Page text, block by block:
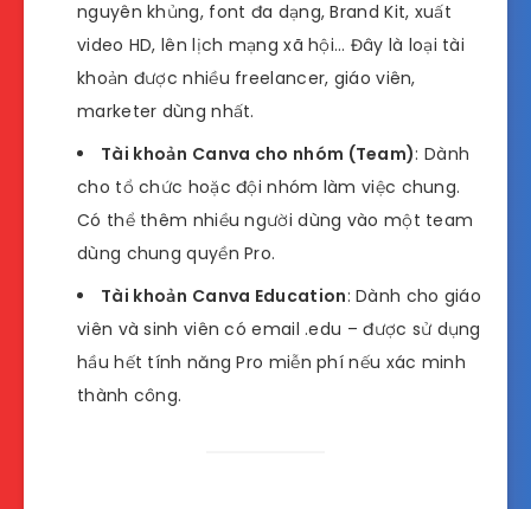
nguyên khủng, font đa dạng, Brand Kit, xuất
video HD, lên lịch mạng xã hội… Đây là loại tài
khoản được nhiều freelancer, giáo viên,
marketer dùng nhất.
Tài khoản Canva cho nhóm (Team): Dành
cho tổ chức hoặc đội nhóm làm việc chung.
Có thể thêm nhiều người dùng vào một team
dùng chung quyền Pro.
Tài khoản Canva Education: Dành cho giáo
viên và sinh viên có email .edu – được sử dụng
hầu hết tính năng Pro miễn phí nếu xác minh
thành công.